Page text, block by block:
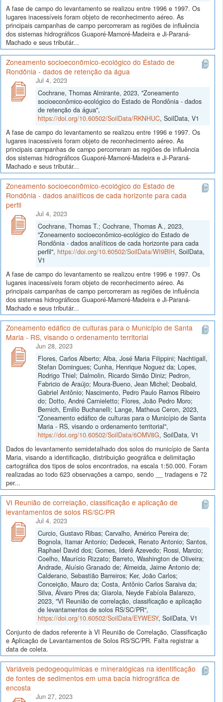
A fase de campo do levantamento se realizou entre 1996 e 1997. Os
lugares inacessíveis foram objeto de reconhecimento aéreo. As
principais campanhas de campo percorreram as regiões de influência
dos sistemas hidrográficos Guaporé-Mamoré-Madeira e Ji-Paraná-
Machado e seus tributár...
Zoneamento socioeconômico-ecológico do Estado de
Rondônia - dados de retenção da água
Jul 4, 2023
Cochrane, Thomas Almirante, 2023, "Zoneamento
socioeconômico-ecológico do Estado de Rondônia - dados
de retenção da água",
https://doi.org/10.60502/SoilData/RKNHUC, SoilData, V1
A fase de campo do levantamento se realizou entre 1996 e 1997. Os
lugares inacessíveis foram objeto de reconhecimento aéreo. As
principais campanhas de campo percorreram as regiões de influência
dos sistemas hidrográficos Guaporé-Mamoré-Madeira e Ji-Paraná-
Machado e seus tributár...
Zoneamento socioeconômico-ecológico do Estado de
Rondônia - dados analíticos de cada horizonte para cada
perfil
Jul 4, 2023
Cochrane, Thomas T.; Cochrane, Thomas A., 2023,
"Zoneamento socioeconômico-ecológico do Estado de
Rondônia - dados analíticos de cada horizonte para cada
perfil", https://doi.org/10.60502/SoilData/WI9BIH, SoilData,
V1
A fase de campo do levantamento se realizou entre 1996 e 1997. Os
lugares inacessíveis foram objeto de reconhecimento aéreo. As
principais campanhas de campo percorreram as regiões de influência
dos sistemas hidrográficos Guaporé-Mamoré-Madeira e Ji-Paraná-
Machado e seus tributár...
Zoneamento edáfico de culturas para o Município de Santa
Maria - RS, visando o ordenamento territorial
Jun 28, 2023
Flores, Carlos Alberto; Alba, José Maria Filippini; Nachtigall,
Stefan Domingues; Cunha, Henrique Noguez da; Lopes,
Rodrigo Thiel; Dalmolin, Ricardo Simão Diniz; Pedron,
Fabricio de Araújo; Moura-Bueno, Jean Michel; Deobald,
Gabriel Antônio; Nascimento, Pedro Paulo Ramos Ribeiro
do; Dotto, André Carnieletto; Flores, João Pedro Moro;
Bernich, Emilio Buchanelli; Lange, Matheus Ceron, 2023,
"Zoneamento edáfico de culturas para o Município de Santa
Maria - RS, visando o ordenamento territorial",
https://doi.org/10.60502/SoilData/6OMV8G, SoilData, V1
Dados do levantamento semidetalhado dos solos do município de Santa
Maria, visando a identificação, distribuição geográfica e delimitação
cartográfica dos tipos de solos encontrados, na escala 1:50.000. Foram
realizadas ao todo 623 observações a campo, sendo __ tradagens e 72
per...
VI Reunião de correlação, classificação e aplicação de
levantamentos de solos RS/SC/PR
Jul 4, 2023
Curcio, Gustavo Ribas; Carvalho, Américo Pereira de;
Bognola, Itamar Antonio; Dedecek, Renato Antonio; Santos,
Raphael David dos; Gomes, Iderê Azevedo; Rossi, Marcio;
Coelho, Maurício Rizzato; Barreto, Washington de Oliveira;
Andrade, Aluísio Granado de; Almeida, Jaime Antonio de;
Calderano, Sebastião Barreiros; Ker, João Carlos;
Conceição, Mauro da; Costa, Antônio Carlos Saraiva da;
Silva, Álvaro Pires da; Giarola, Neyde Fabíola Balarezo,
2023, "VI Reunião de correlação, classificação e aplicação
de levantamentos de solos RS/SC/PR",
https://doi.org/10.60502/SoilData/EYWESY, SoilData, V1
Conjunto de dados referente à VI Reunião de Correlação, Classificação
e Aplicação de Levantamentos de Solos RS/SC/PR. Falta registrar a
data de coleta.
Variáveis pedogeoquímicas e mineralógicas na identificação
de fontes de sedimentos em uma bacia hidrográfica de
encosta
Jun 27, 2023